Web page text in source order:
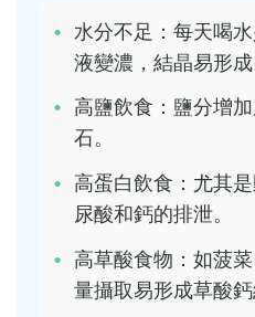
水分不足：每天喝
液變濃，結晶易形成
高鹽飲食：鹽分增
石。
高蛋白飲食：尤其
尿酸和鈣的排泄。
高草酸食物：如菠
量攝取易形成草酸鈣